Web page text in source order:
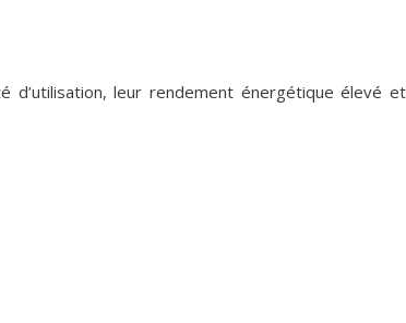
d’utilisation, leur rendement énergétique élevé et